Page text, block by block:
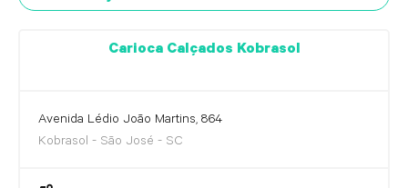
Compre online
Pagamento de CarnêCarioca Calçados Kobrasol
Avenida Lédio João Martins, 864
Kobrasol - São José - SC